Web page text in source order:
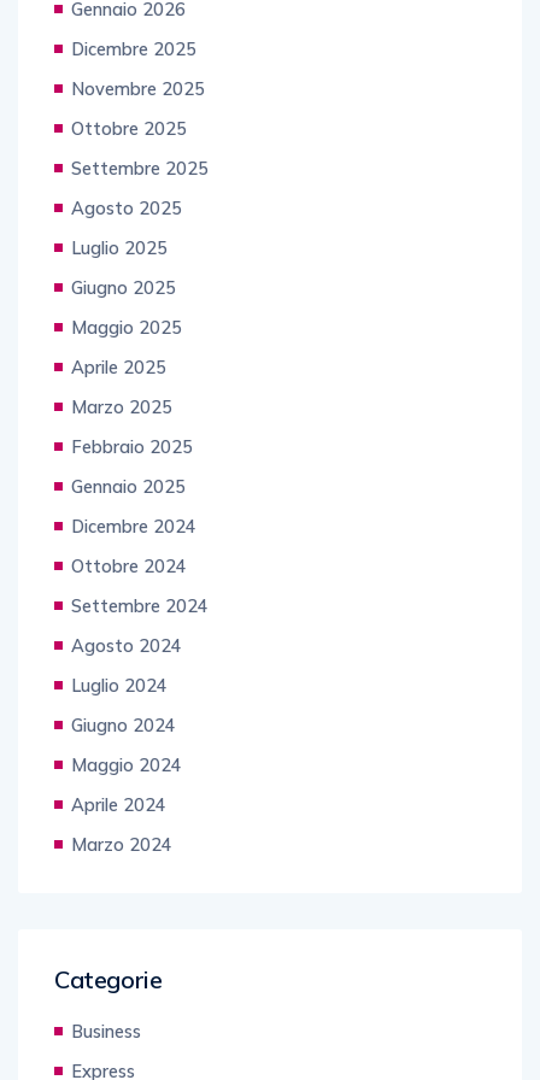
Gennaio 2026
Dicembre 2025
Novembre 2025
Ottobre 2025
Settembre 2025
Agosto 2025
Luglio 2025
Giugno 2025
Maggio 2025
Aprile 2025
Marzo 2025
Febbraio 2025
Gennaio 2025
Dicembre 2024
Ottobre 2024
Settembre 2024
Agosto 2024
Luglio 2024
Giugno 2024
Maggio 2024
Aprile 2024
Marzo 2024
Categorie
Business
Express